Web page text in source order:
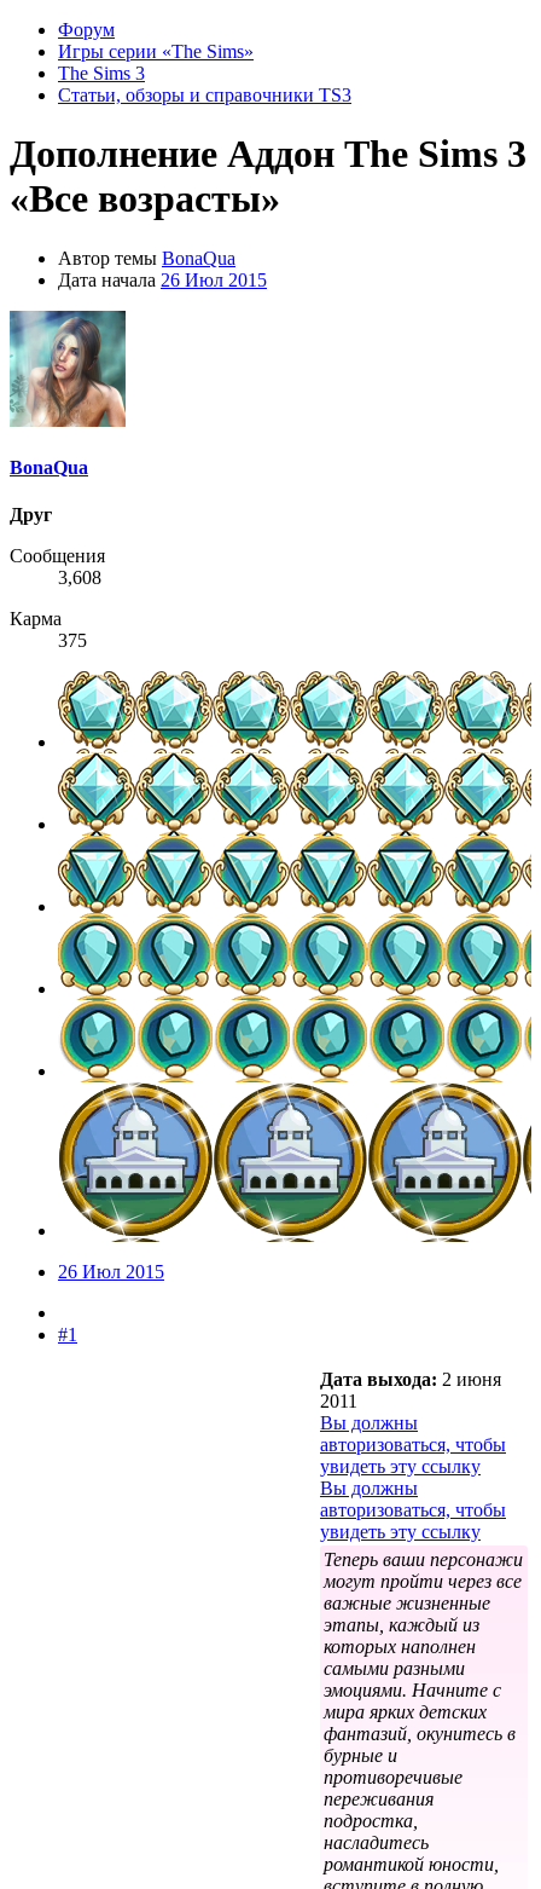
Форум
Игры серии «The Sims»
The Sims 3
Статьи, обзоры и справочники TS3
Дополнение Аддон The Sims 3
«Все возрасты»
Автор темы BonaQua
Дата начала 26 Июл 2015
BonaQua
Друг
Сообщения
3,608
Карма
375
26 Июл 2015
#1
Дата выхода: 2 июня
2011
Вы должны
авторизоваться, чтобы
увидеть эту ссылку
Вы должны
авторизоваться, чтобы
увидеть эту ссылку
Теперь ваши персонажи
могут пройти через все
важные жизненные
этапы, каждый из
которых наполнен
самыми разными
эмоциями. Начните с
мира ярких детских
фантазий, окунитесь в
бурные и
противоречивые
переживания
подростка,
насладитесь
романтикой юности,